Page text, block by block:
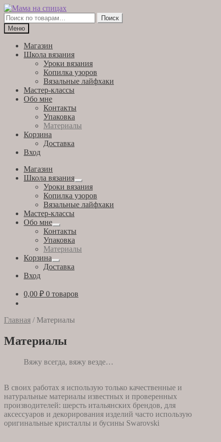
Перейти
к
навигации
Перейти
к
содержимому
Искать:
Поиск
Меню
Магазин
Школа вязания
Уроки вязания
Копилка узоров
Вязальные лайфхаки
Мастер-классы
Обо мне
Контакты
Упаковка
Материалы
Корзина
Доставка
Вход
Магазин
Школа вязания
Развернутое
вложенное
меню
Уроки вязания
Копилка узоров
Вязальные лайфхаки
Мастер-классы
Обо мне
Развернутое
вложенное
меню
Контакты
Упаковка
Материалы
Корзина
Развернутое
вложенное
Доставка
Вход
0,00 ₽ 0 товаров
Главная / Материалы
Материалы
Вяжу всегда, вяжу везде…
В своих работах я использую только качественные и
натуральные материалы известных и проверенных
производителей: шерсть итальянских брендов, для
аксессуаров и декорирования изделий часто использую
оригинальные кристаллы и бусины Swarovski